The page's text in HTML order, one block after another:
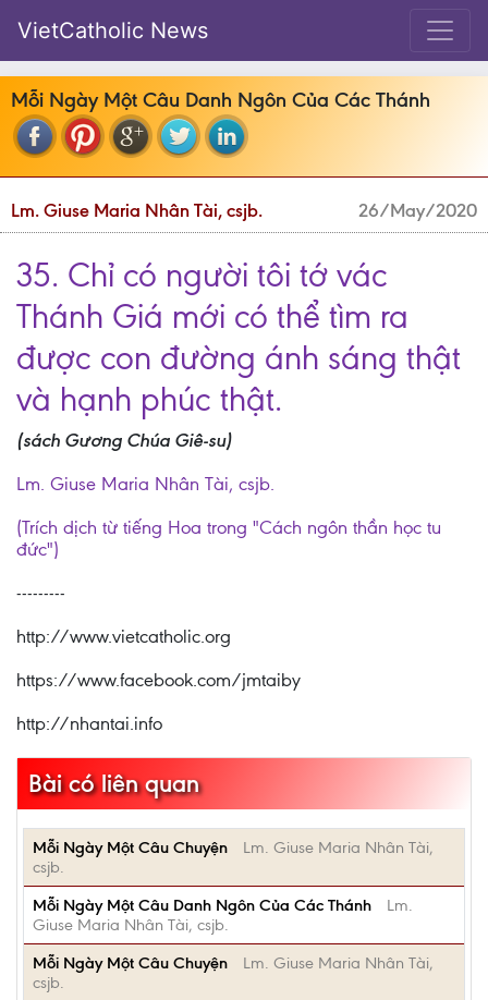
VietCatholic News
Mỗi Ngày Một Câu Danh Ngôn Của Các Thánh
Lm. Giuse Maria Nhân Tài, csjb. 26/May/2020
35. Chỉ có người tôi tớ vác
Thánh Giá mới có thể tìm ra
được con đường ánh sáng thật
và hạnh phúc thật.
(sách Gương Chúa Giê-su)
Lm. Giuse Maria Nhân Tài, csjb.
(Trích dịch từ tiếng Hoa trong "Cách ngôn thần học tu
đức")
---------
http://www.vietcatholic.org
https://www.facebook.com/jmtaiby
http://nhantai.info
Bài có liên quan
Mỗi Ngày Một Câu Chuyện
Lm. Giuse Maria Nhân Tài,
csjb.
Mỗi Ngày Một Câu Danh Ngôn Của Các Thánh
Lm.
Giuse Maria Nhân Tài, csjb.
Mỗi Ngày Một Câu Chuyện
Lm. Giuse Maria Nhân Tài,
csjb.